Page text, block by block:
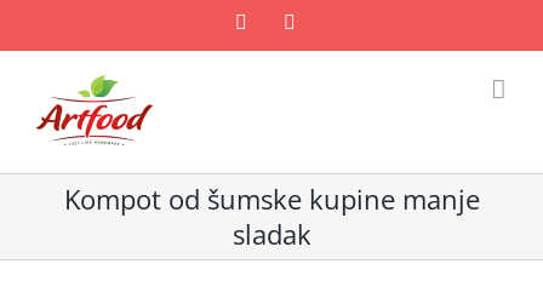
Facebook
Kompot od šumske kupine manje
sladak